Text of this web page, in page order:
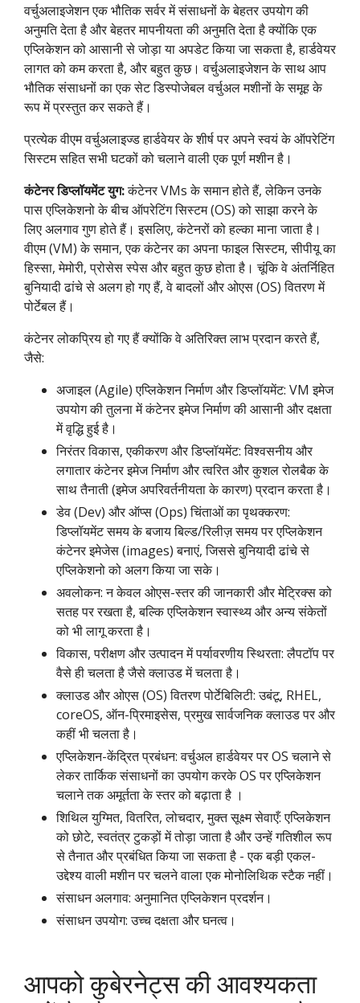
वर्चुअलाइजेशन एक भौतिक सर्वर में संसाधनों के बेहतर उपयोग की
अनुमति देता है और बेहतर मापनीयता की अनुमति देता है क्योंकि एक
एप्लिकेशन को आसानी से जोड़ा या अपडेट किया जा सकता है, हार्डवेयर
लागत को कम करता है, और बहुत कुछ। वर्चुअलाइजेशन के साथ आप
भौतिक संसाधनों का एक सेट डिस्पोजेबल वर्चुअल मशीनों के समूह के
रूप में प्रस्तुत कर सकते हैं।
प्रत्येक वीएम वर्चुअलाइज्ड हार्डवेयर के शीर्ष पर अपने स्वयं के ऑपरेटिंग
सिस्टम सहित सभी घटकों को चलाने वाली एक पूर्ण मशीन है।
कंटेनर डिप्लॉयमेंट युग:कंटेनर VMs के समान होते हैं, लेकिन उनके
पास एप्लिकेशनो के बीच ऑपरेटिंग सिस्टम (OS) को साझा करने के
लिए अलगाव गुण होते हैं। इसलिए, कंटेनरों को हल्का माना जाता है।
वीएम (VM) के समान, एक कंटेनर का अपना फाइल सिस्टम, सीपीयू का
हिस्सा, मेमोरी, प्रोसेस स्पेस और बहुत कुछ होता है। चूंकि वे अंतर्निहित
बुनियादी ढांचे से अलग हो गए हैं, वे बादलों और ओएस (OS) वितरण में
पोर्टेबल हैं।
कंटेनर लोकप्रिय हो गए हैं क्योंकि वे अतिरिक्त लाभ प्रदान करते हैं,
जैसे:
अजाइल (Agile) एप्लिकेशन निर्माण और डिप्लॉयमेंट: VM इमेज
उपयोग की तुलना में कंटेनर इमेज निर्माण की आसानी और दक्षता
में वृद्धि हुई है।
निरंतर विकास, एकीकरण और डिप्लॉयमेंट: विश्वसनीय और
लगातार कंटेनर इमेज निर्माण और त्वरित और कुशल रोलबैक के
साथ तैनाती (इमेज अपरिवर्तनीयता के कारण) प्रदान करता है।
डेव (Dev) और ऑप्स (Ops) चिंताओं का पृथक्करण:
डिप्लॉयमेंट समय के बजाय बिल्ड/रिलीज़ समय पर एप्लिकेशन
कंटेनर इमेजेस (images) बनाएं, जिससे बुनियादी ढांचे से
एप्लिकेशनो को अलग किया जा सके।
अवलोकन: न केवल ओएस-स्तर की जानकारी और मेट्रिक्स को
सतह पर रखता है, बल्कि एप्लिकेशन स्वास्थ्य और अन्य संकेतों
को भी लागू करता है।
विकास, परीक्षण और उत्पादन में पर्यावरणीय स्थिरता: लैपटॉप पर
वैसे ही चलता है जैसे क्लाउड में चलता है।
क्लाउड और ओएस (OS) वितरण पोर्टेबिलिटी: उबंटू, RHEL,
coreOS, ऑन-प्रिमाइसेस, प्रमुख सार्वजनिक क्लाउड पर और
कहीं भी चलता है।
एप्लिकेशन-केंद्रित प्रबंधन: वर्चुअल हार्डवेयर पर OS चलाने से
लेकर तार्किक संसाधनों का उपयोग करके OS पर एप्लिकेशन
चलाने तक अमूर्तता के स्तर को बढ़ाता है ।
शिथिल युग्मित, वितरित, लोचदार, मुक्त सूक्ष्म सेवाएँ: एप्लिकेशन
को छोटे, स्वतंत्र टुकड़ों में तोड़ा जाता है और उन्हें गतिशील रूप
से तैनात और प्रबंधित किया जा सकता है - एक बड़ी एकल-
उद्देश्य वाली मशीन पर चलने वाला एक मोनोलिथिक स्टैक नहीं।
संसाधन अलगाव: अनुमानित एप्लिकेशन प्रदर्शन।
संसाधन उपयोग: उच्च दक्षता और घनत्व।
आपको कुबेरनेट्स की आवश्यकता